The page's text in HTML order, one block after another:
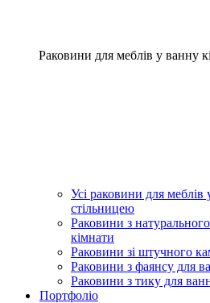
Раковини для меблів у ванну
Усі раковини для меблів
стільницею
Раковини з
кімнати
Раковини зі штучного
Раковини з фаянсу для
Раковини з тику для
Портфоліо